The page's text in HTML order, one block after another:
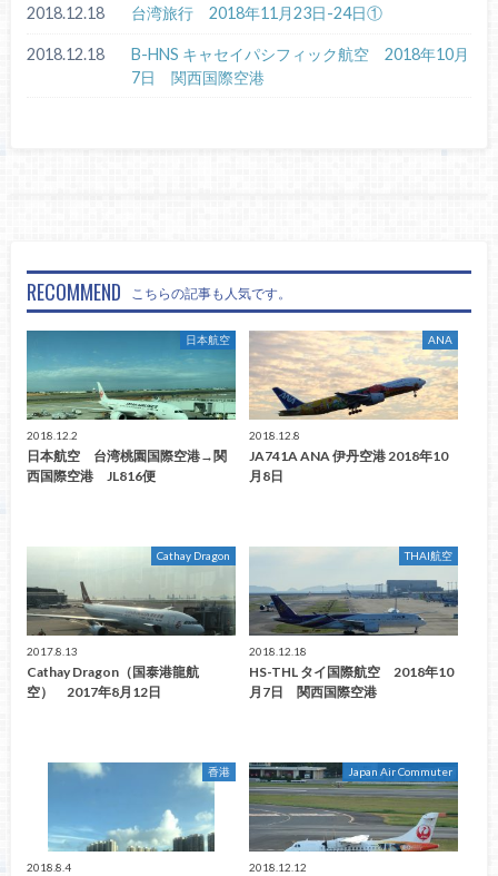
2018.12.18 台湾旅行 2018年11月23日-24日①
2018.12.18
B-HNS キャセイパシフィック航空 2018年10月
7日 関西国際空港
RECOMMEND こちらの記事も人気です。
日本航空
2018.12.2
日本航空 台湾桃園国際空港→関
西国際空港 JL816便
ANA
2018.12.8
JA741A ANA 伊丹空港 2018年10
月8日
Cathay Dragon
2017.8.13
Cathay Dragon（国泰港龍航
空） 2017年8月12日
THAI航空
2018.12.18
HS-THL タイ国際航空 2018年10
月7日 関西国際空港
香港
2018.8.4
Japan Air Commuter
2018.12.12